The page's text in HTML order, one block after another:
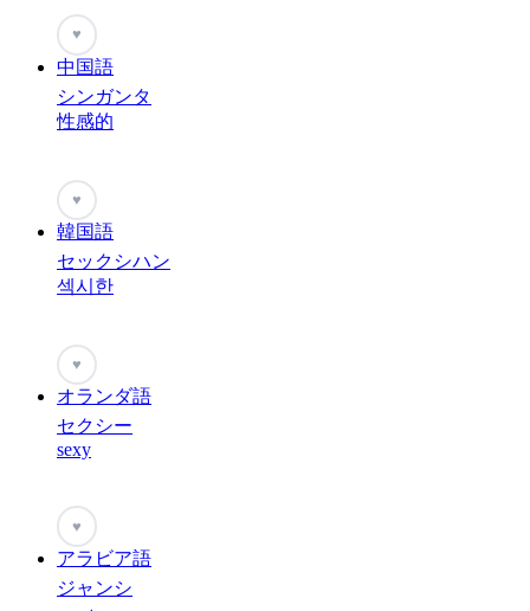
♥
中国語
シンガンタ
性感的
♥
韓国語
セックシハン
섹시한
♥
オランダ語
セクシー
sexy
♥
アラビア語
ジャンシ